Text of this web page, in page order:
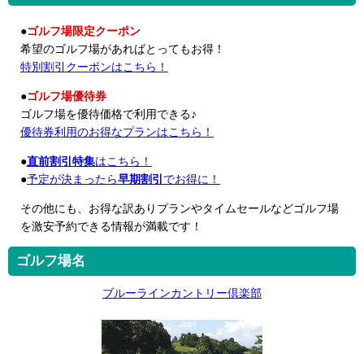
●ゴルフ場限定クーポン
希望のゴルフ場があればとってもお得！
特別割引クーポンはこちら！
●ゴルフ場優待券
ゴルフ場を優待価格で利用できる♪
優待券利用のお得なプランはこちら！
●直前割引特集はこちら！
●予定が決まったら早期割引 でお得に！
その他にも、お得な訳ありプランやタイムセールなどゴルフ場
を激安予約できる情報が満載です！
ゴルフ場名
ブルーラインカントリー倶楽部